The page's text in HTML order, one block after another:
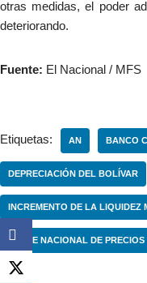
otras medidas, el poder
deteriorando.
Fuente: El Nacional / MFS
Etiquetas: AN BANCO
DEPRECIACIÓN DEL BOLÍVAR
INCREMENTO DE LA LIQUIDEZ
INDICE NACIONAL DE